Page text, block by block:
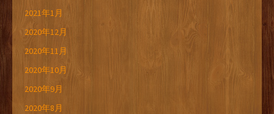
2021年1月
2020年12月
2020年11月
2020年10月
2020年9月
2020年8月